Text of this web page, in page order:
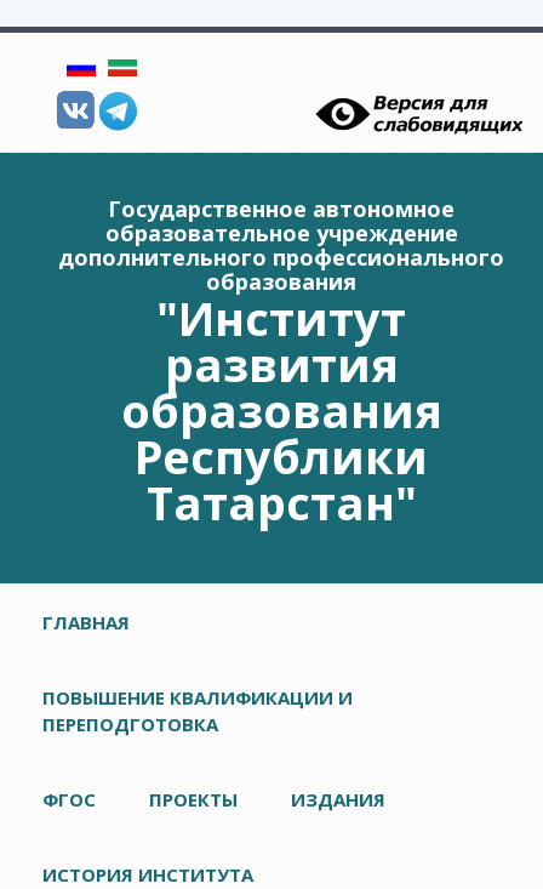
Государственное автономное
образовательное учреждение
дополнительного профессионального
образования
"Институт
развития
образования
Республики
Татарстан"
Главное меню
ГЛАВНАЯ
ПОВЫШЕНИЕ КВАЛИФИКАЦИИ И
ПЕРЕПОДГОТОВКА
ФГОС ПРОЕКТЫ ИЗДАНИЯ
ИСТОРИЯ ИНСТИТУТА